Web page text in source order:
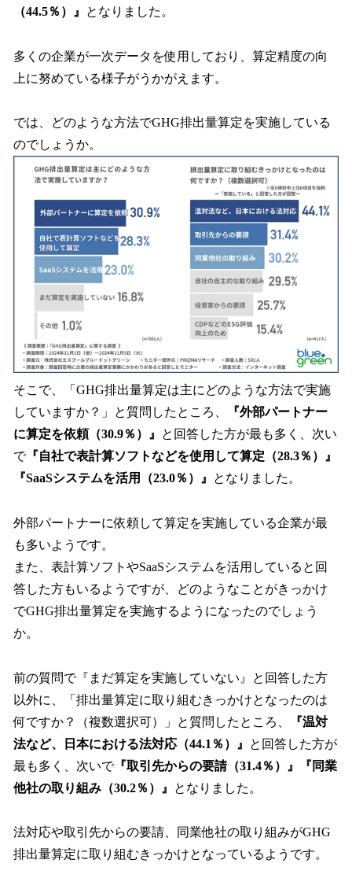
（44.5％）』 となりました。
多くの企業が一次データを使用しており、算定精度の向
上に努めている様子がうかがえます。
では、どのような方法でGHG排出量算定を実施している
のでしょうか。
そこで、「GHG排出量算定は主にどのような方法で実施
していますか？」と質問したところ、
『外部パートナー
に算定を依頼（30.9％）』
と回答した方が最も多く、次い
で『自社で表計算ソフトなどを使用して算定（28.3％）』
『SaaSシステムを活用（23.0％）』
となりました。
外部パートナーに依頼して算定を実施している企業が最
も多いようです。
また、表計算ソフトやSaaSシステムを活用していると回
答した方もいるようですが、どのようなことがきっかけ
でGHG排出量算定を実施するようになったのでしょう
か。
前の質問で『まだ算定を実施していない』と回答した方
以外に、「排出量算定に取り組むきっかけとなったのは
何ですか？（複数選択可）」と質問したところ、
『温対
法など、日本における法対応（44.1％）』
と回答した方が
最も多く、次いで『取引先からの要請（31.4％）』『同業
他社の取り組み（30.2％）』
となりました。
法対応や取引先からの要請、同業他社の取り組みがGHG
排出量算定に取り組むきっかけとなっているようです。